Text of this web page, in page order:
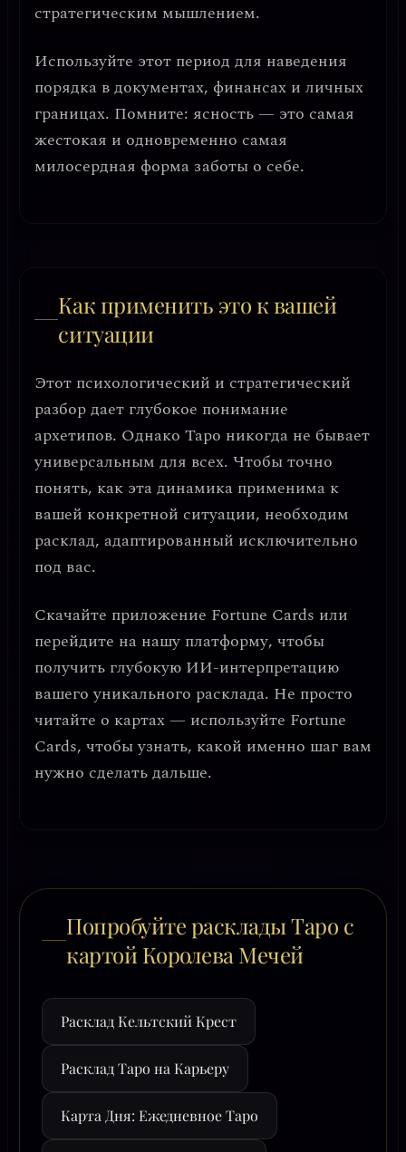
стратегическим мышлением.
Используйте этот период для наведения
порядка в документах, финансах и личных
границах. Помните: ясность — это самая
жестокая и одновременно самая
милосердная форма заботы о себе.
Как применить это к вашей
ситуации
Этот психологический и стратегический
разбор дает глубокое понимание
архетипов. Однако Таро никогда не бывает
универсальным для всех. Чтобы точно
понять, как эта динамика применима к
вашей конкретной ситуации, необходим
расклад, адаптированный исключительно
под вас.
Скачайте приложение Fortune Cards или
перейдите на нашу платформу, чтобы
получить глубокую ИИ-интерпретацию
вашего уникального расклада. Не просто
читайте о картах — используйте Fortune
Cards, чтобы узнать, какой именно шаг вам
нужно сделать дальше.
Попробуйте расклады Таро с
картой Королева Мечей
Расклад Кельтский Крест
Расклад Таро на Карьеру
Карта Дня: Ежедневное Таро